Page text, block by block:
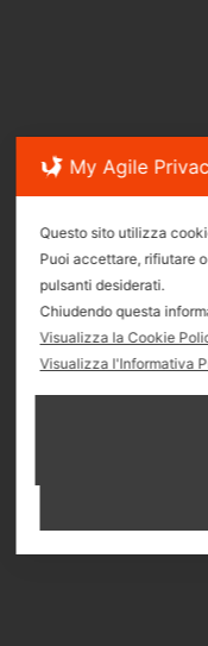
Via S.S.
My Agile
Questo sito utilizza
Puoi accettare, rifiutare
pulsanti desiderati.
Chiudendo questa
Visualizza la Cookie
Visualizza l'Informativa